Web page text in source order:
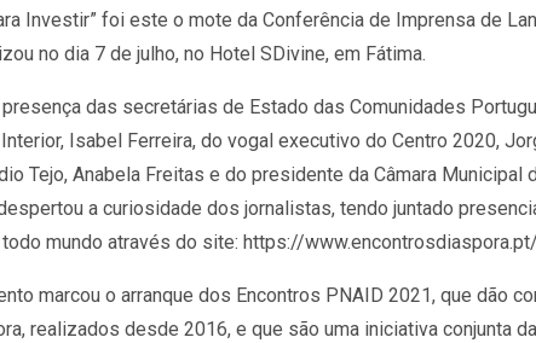
Investir” foi este o mote da Conferência de Imprensa de
no dia 7 de julho, no Hotel SDivine, em Fátima.
das secretárias de Estado das Comunidades
Isabel Ferreira, do vogal executivo do Centro 2020,
Tejo, Anabela Freitas e do presidente da Câmara Municipal
a curiosidade dos jornalistas, tendo juntado
mundo através do site: https://www.encontrosdiaspora.pt/
marcou o arranque dos Encontros PNAID 2021, que dão
realizados desde 2016, e que são uma iniciativa conjunta